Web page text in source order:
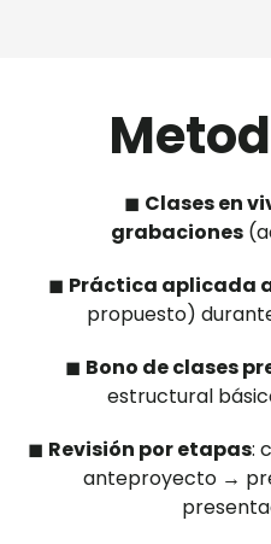
◼︎ Clases en
grabaciones
◼︎ Práctica aplicada
propuesto)
◼︎ Bono de clases
estructural
◼︎ Revisión por etapas:
anteproyecto →